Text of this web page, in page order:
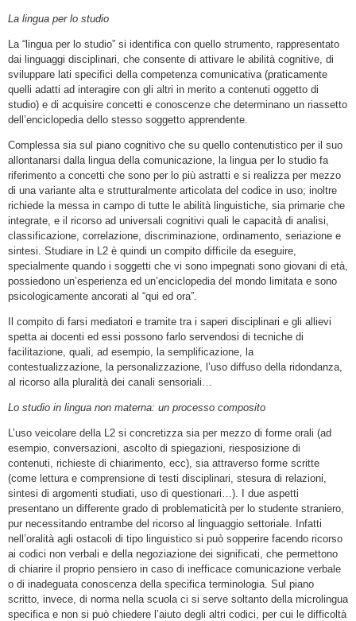
La lingua per lo studio
La “lingua per lo studio” si identifica con quello strumento, rappresentato
dai linguaggi disciplinari, che consente di attivare le abilità cognitive, di
sviluppare lati specifici della competenza comunicativa (praticamente
quelli adatti ad interagire con gli altri in merito a contenuti oggetto di
studio) e di acquisire concetti e conoscenze che determinano un riassetto
dell’enciclopedia dello stesso soggetto apprendente.
Complessa sia sul piano cognitivo che su quello contenutistico per il suo
allontanarsi dalla lingua della comunicazione, la lingua per lo studio fa
riferimento a concetti che sono per lo più astratti e si realizza per mezzo
di una variante alta e strutturalmente articolata del codice in uso; inoltre
richiede la messa in campo di tutte le abilità linguistiche, sia primarie che
integrate, e il ricorso ad universali cognitivi quali le capacità di analisi,
classificazione, correlazione, discriminazione, ordinamento, seriazione e
sintesi. Studiare in L2 è quindi un compito difficile da eseguire,
specialmente quando i soggetti che vi sono impegnati sono giovani di età,
possiedono un’esperienza ed un’enciclopedia del mondo limitata e sono
psicologicamente ancorati al “qui ed ora”.
Il compito di farsi mediatori e tramite tra i saperi disciplinari e gli allievi
spetta ai docenti ed essi possono farlo servendosi di tecniche di
facilitazione, quali, ad esempio, la semplificazione, la
contestualizzazione, la personalizzazione, l’uso diffuso della ridondanza,
al ricorso alla pluralità dei canali sensoriali…
Lo studio in lingua non materna: un processo composito
L’uso veicolare della L2 si concretizza sia per mezzo di forme orali (ad
esempio, conversazioni, ascolto di spiegazioni, riesposizione di
contenuti, richieste di chiarimento, ecc), sia attraverso forme scritte
(come lettura e comprensione di testi disciplinari, stesura di relazioni,
sintesi di argomenti studiati, uso di questionari…). I due aspetti
presentano un differente grado di problematicità per lo studente straniero,
pur necessitando entrambe del ricorso al linguaggio settoriale. Infatti
nell’oralità agli ostacoli di tipo linguistico si può sopperire facendo ricorso
ai codici non verbali e della negoziazione dei significati, che permettono
di chiarire il proprio pensiero in caso di inefficace comunicazione verbale
o di inadeguata conoscenza della specifica terminologia. Sul piano
scritto, invece, di norma nella scuola ci si serve soltanto della microlingua
specifica e non si può chiedere l’aiuto degli altri codici, per cui le difficoltà